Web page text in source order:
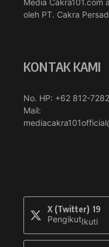
Media Cakra101.com
oleh PT. Cakra
KONTAK KAMI
No. HP: +62 812-
Mail:
X (Twitter) 19
PengikutIkuti